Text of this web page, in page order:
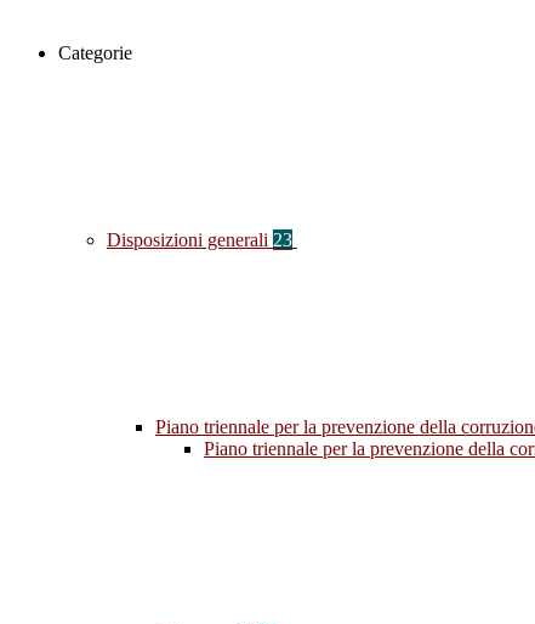
Categorie
Disposizioni generali 23
Piano triennale per la prevenzione della
Piano triennale per la prevenzione della